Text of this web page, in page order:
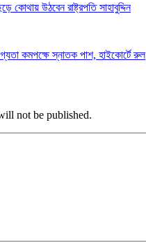
কোথায় উঠবেন রাষ্ট্রপতি সাহাবুদ্দিন
কমপক্ষে স্নাতক পাশ, হাইকোর্টে রুল
not be published.